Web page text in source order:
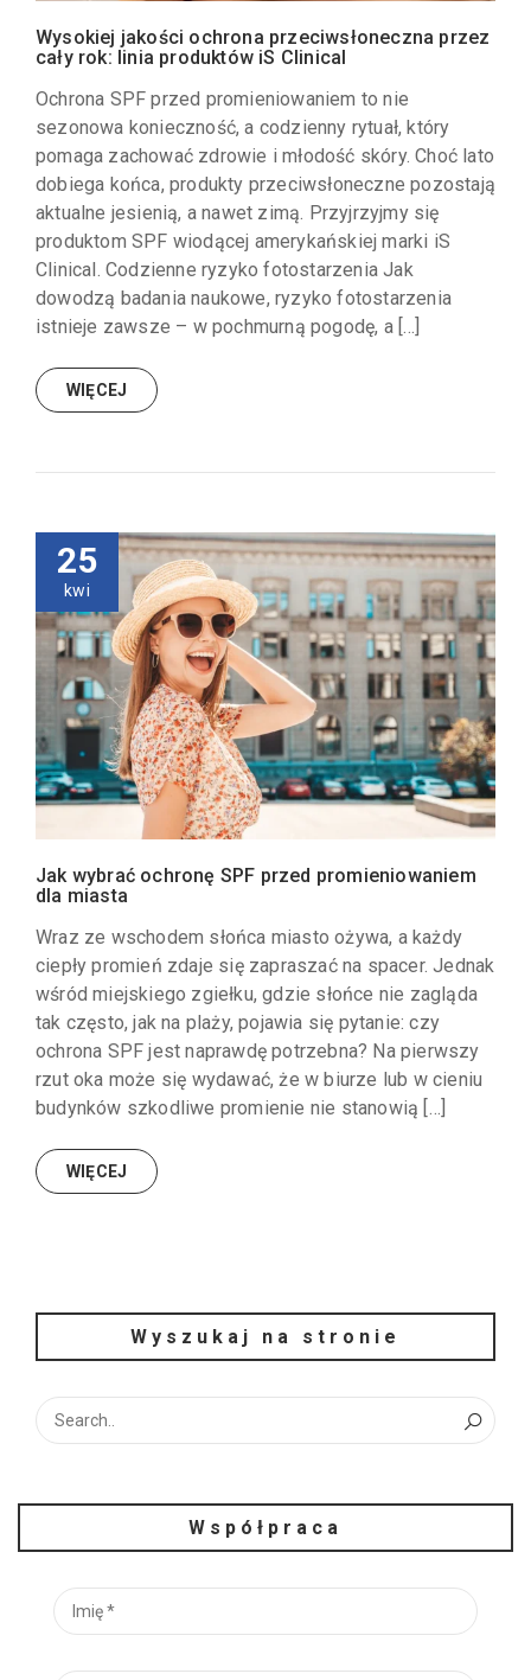
Wysokiej jakości ochrona przeciwsłoneczna przez
cały rok: linia produktów iS Clinical
Ochrona SPF przed promieniowaniem to nie
sezonowa konieczność, a codzienny rytuał, który
pomaga zachować zdrowie i młodość skóry. Choć lato
dobiega końca, produkty przeciwsłoneczne pozostają
aktualne jesienią, a nawet zimą. Przyjrzyjmy się
produktom SPF wiodącej amerykańskiej marki iS
Clinical. Codzienne ryzyko fotostarzenia Jak
dowodzą badania naukowe, ryzyko fotostarzenia
istnieje zawsze – w pochmurną pogodę, a […]
WIĘCEJ
25
kwi
Jak wybrać ochronę SPF przed promieniowaniem
dla miasta
Wraz ze wschodem słońca miasto ożywa, a każdy
ciepły promień zdaje się zapraszać na spacer. Jednak
wśród miejskiego zgiełku, gdzie słońce nie zagląda
tak często, jak na plaży, pojawia się pytanie: czy
ochrona SPF jest naprawdę potrzebna? Na pierwszy
rzut oka może się wydawać, że w biurze lub w cieniu
budynków szkodliwe promienie nie stanowią […]
WIĘCEJ
Wyszukaj na stronie
Współpraca